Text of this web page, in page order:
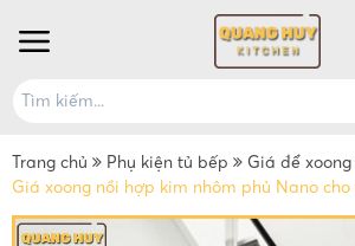
Trang chủ Phụ kiện tủ bếp
Giá để
Giá xoong nồi hợp kim nhôm phủ Nano